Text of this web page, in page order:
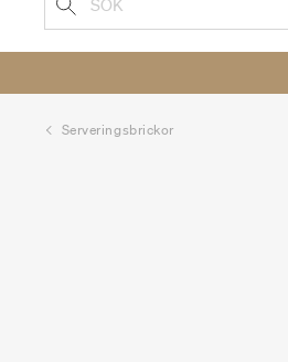
SÖK
Serveringsbrickor